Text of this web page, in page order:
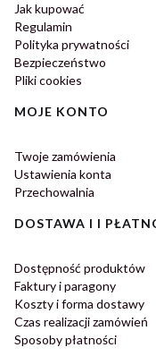
Jak kupować
Regulamin
Polityka prywatności
Bezpieczeństwo
Pliki cookies
MOJE KONTO
Twoje zamówienia
Ustawienia konta
Przechowalnia
DOSTAWA I I
Dostępność produktów
Faktury i paragony
Koszty i forma dostawy
Czas realizacji zamówień
Sposoby płatności